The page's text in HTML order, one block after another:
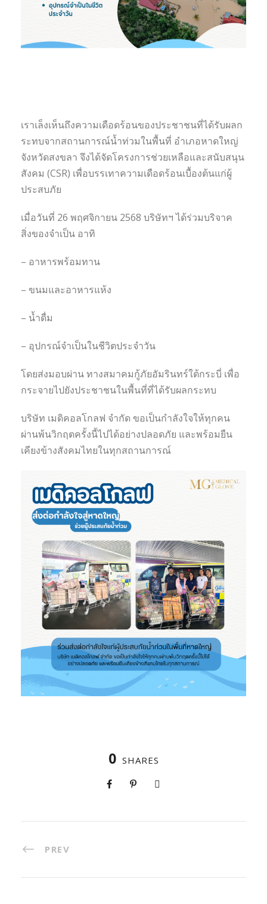
เราเล็งเห็นถึงความเดือดร้อนของประชาชนที่ได้รับผลก
ระทบจากสถานการณ์น้ำท่วมในพื้นที่ อำเภอหาดใหญ่
จังหวัดสงขลา จึงได้จัดโครงการช่วยเหลือและสนับสนุน
สังคม (CSR) เพื่อบรรเทาความเดือดร้อนเบื้องต้นแก่ผู้
ประสบภัย
เมื่อวันที่ 26 พฤศจิกายน 2568 บริษัทฯ ได้ร่วมบริจาค
สิ่งของจำเป็น อาทิ
– อาหารพร้อมทาน
– ขนมและอาหารแห้ง
– น้ำดื่ม
– อุปกรณ์จำเป็นในชีวิตประจำวัน
โดยส่งมอบผ่าน ทางสมาคมกู้ภัยอัมรินทร์ใต้กระบี่ เพื่อ
กระจายไปยังประชาชนในพื้นที่ที่ได้รับผลกระทบ
บริษัท เมดิคอลโกลฟ จำกัด ขอเป็นกำลังใจให้ทุกคน
ผ่านพ้นวิกฤตครั้งนี้ไปได้อย่างปลอดภัย และพร้อมยืน
เคียงข้างสังคมไทยในทุกสถานการณ์
0 SHARES
PREV